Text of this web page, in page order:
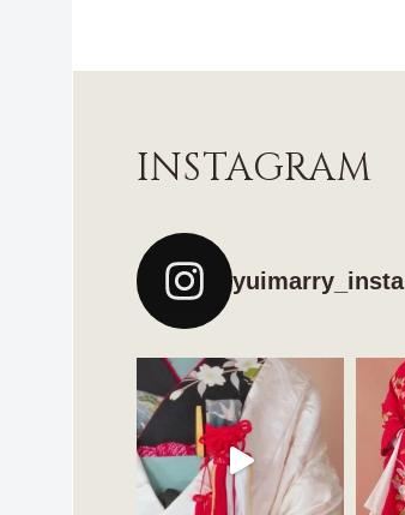
INSTAGRAM
yuimarry_insta